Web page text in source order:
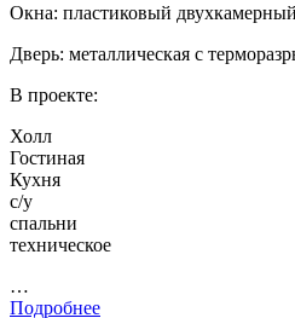
Окна: пластиковый
Дверь: металлическая с
В проекте:
Холл
Гостиная
Кухня
с/у
спальни
техническое
…
Подробнее